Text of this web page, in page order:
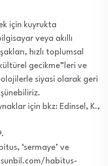
için kuyrukta
veya akıllı
hızlı toplumsal
gecikme”leri ve
siyasi olarak geri
için bkz: Edinsel, K.,
‘sermaye’ ve
habitus-